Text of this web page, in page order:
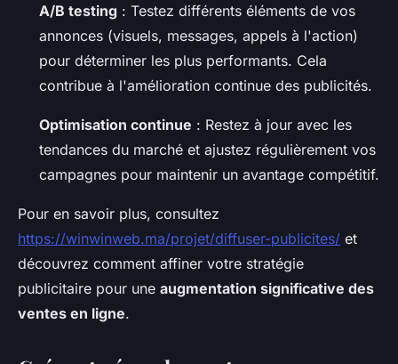
A/B testing : Testez différents éléments de vos
annonces (visuels, messages, appels à l'action)
pour déterminer les plus performants. Cela
contribue à l'amélioration continue des publicités.
Optimisation continue : Restez à jour avec les
tendances du marché et ajustez régulièrement vos
campagnes pour maintenir un avantage compétitif.
Pour en savoir plus, consultez
https://winwinweb.ma/projet/diffuser-publicites/ et
découvrez comment affiner votre stratégie
publicitaire pour une augmentation significative des
ventes en ligne.